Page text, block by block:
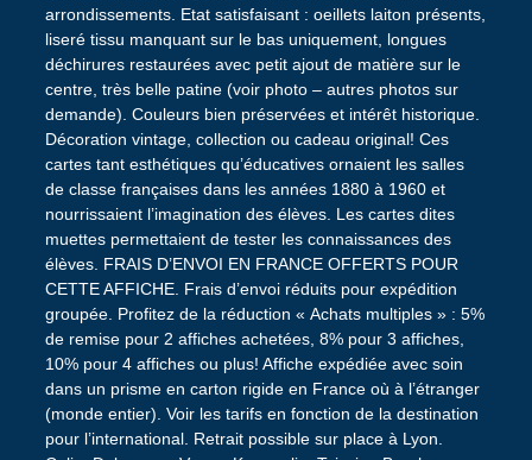
arrondissements. Etat satisfaisant : oeillets laiton présents,
liseré tissu manquant sur le bas uniquement, longues
déchirures restaurées avec petit ajout de matière sur le
centre, très belle patine (voir photo – autres photos sur
demande). Couleurs bien préservées et intérêt historique.
Décoration vintage, collection ou cadeau original! Ces
cartes tant esthétiques qu’éducatives ornaient les salles
de classe françaises dans les années 1880 à 1960 et
nourrissaient l’imagination des élèves. Les cartes dites
muettes permettaient de tester les connaissances des
élèves. FRAIS D’ENVOI EN FRANCE OFFERTS POUR
CETTE AFFICHE. Frais d’envoi réduits pour expédition
groupée. Profitez de la réduction « Achats multiples » : 5%
de remise pour 2 affiches achetées, 8% pour 3 affiches,
10% pour 4 affiches ou plus! Affiche expédiée avec soin
dans un prisme en carton rigide en France où à l’étranger
(monde entier). Voir les tarifs en fonction de la destination
pour l’international. Retrait possible sur place à Lyon.